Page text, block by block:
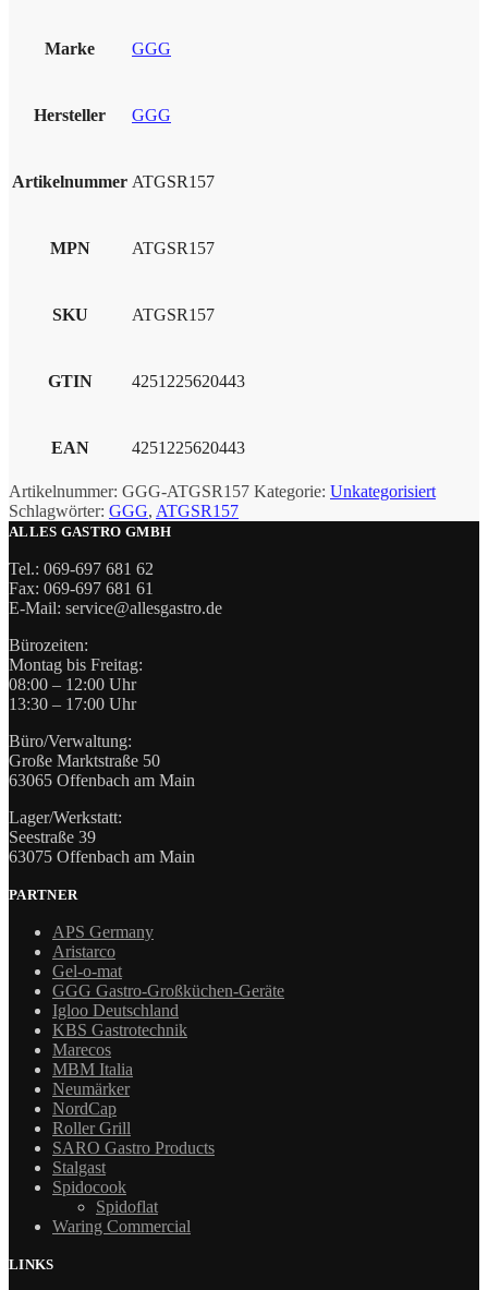
Marke GGG
Hersteller GGG
Artikelnummer ATGSR157
MPN ATGSR157
SKU ATGSR157
GTIN 4251225620443
EAN 4251225620443
Artikelnummer: GGG-ATGSR157 Kategorie: Unkategorisiert
Schlagwörter: GGG, ATGSR157
ALLES GASTRO GMBH
Tel.: 069-697 681 62
Fax: 069-697 681 61
E-Mail: service@allesgastro.de
Bürozeiten:
Montag bis Freitag:
08:00 – 12:00 Uhr
13:30 – 17:00 Uhr
Büro/Verwaltung:
Große Marktstraße 50
63065 Offenbach am Main
Lager/Werkstatt:
Seestraße 39
63075 Offenbach am Main
PARTNER
APS Germany
Aristarco
Gel-o-mat
GGG Gastro-Großküchen-Geräte
Igloo Deutschland
KBS Gastrotechnik
Marecos
MBM Italia
Neumärker
NordCap
Roller Grill
SARO Gastro Products
Stalgast
Spidocook
Spidoflat
Waring Commercial
LINKS